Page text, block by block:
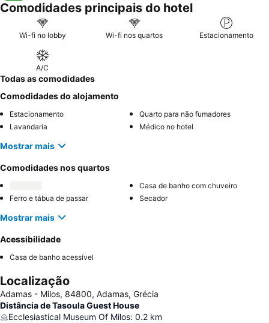
Comodidades principais do hotel
Wi-fi no lobby Wi-fi nos quartos Estacionamento
A/C
Todas as comodidades
Comodidades do alojamento
Estacionamento
Quarto para não fumadores
Lavandaria
Médico no hotel
Mostrar mais
Comodidades nos quartos
Casa de banho com chuveiro
Ferro e tábua de passar
Secador
Mostrar mais
Acessibilidade
Casa de banho acessível
Localização
Adamas - Milos, 84800, Adamas, Grécia
Distância de Tasoula Guest House
Ecclesiastical Museum Of Milos: 0.2 km